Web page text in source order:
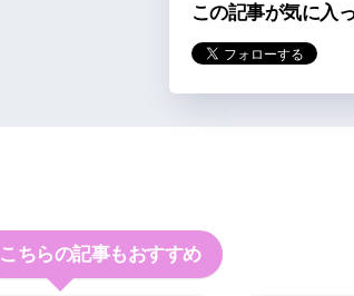
この記事が気に入
こちらの記事もおすすめ